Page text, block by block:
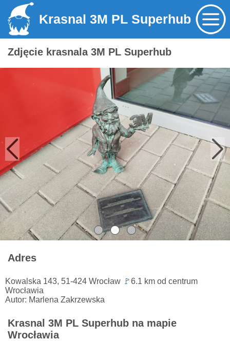
Krasnal 3M PL Superhub
Zdjęcie krasnala 3M PL Superhub
Adres
Kowalska 143, 51-424 Wrocław 🚩6.1 km od centrum
Wrocławia
Autor: Marlena Zakrzewska
Krasnal 3M PL Superhub na mapie
Wrocławia